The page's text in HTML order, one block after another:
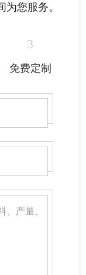
为您服务。
3
免费定制